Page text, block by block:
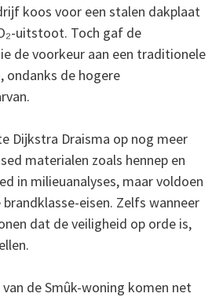
koos voor een stalen dakplaat
uitstoot. Toch gaf de
de voorkeur aan een traditionele
ondanks de hogere
Dijkstra Draisma op nog meer
materialen zoals hennep en
in milieuanalyses, maar voldoen
eisen. Zelfs wanneer
dat de veiligheid op orde is,
de Smûk-woning komen net